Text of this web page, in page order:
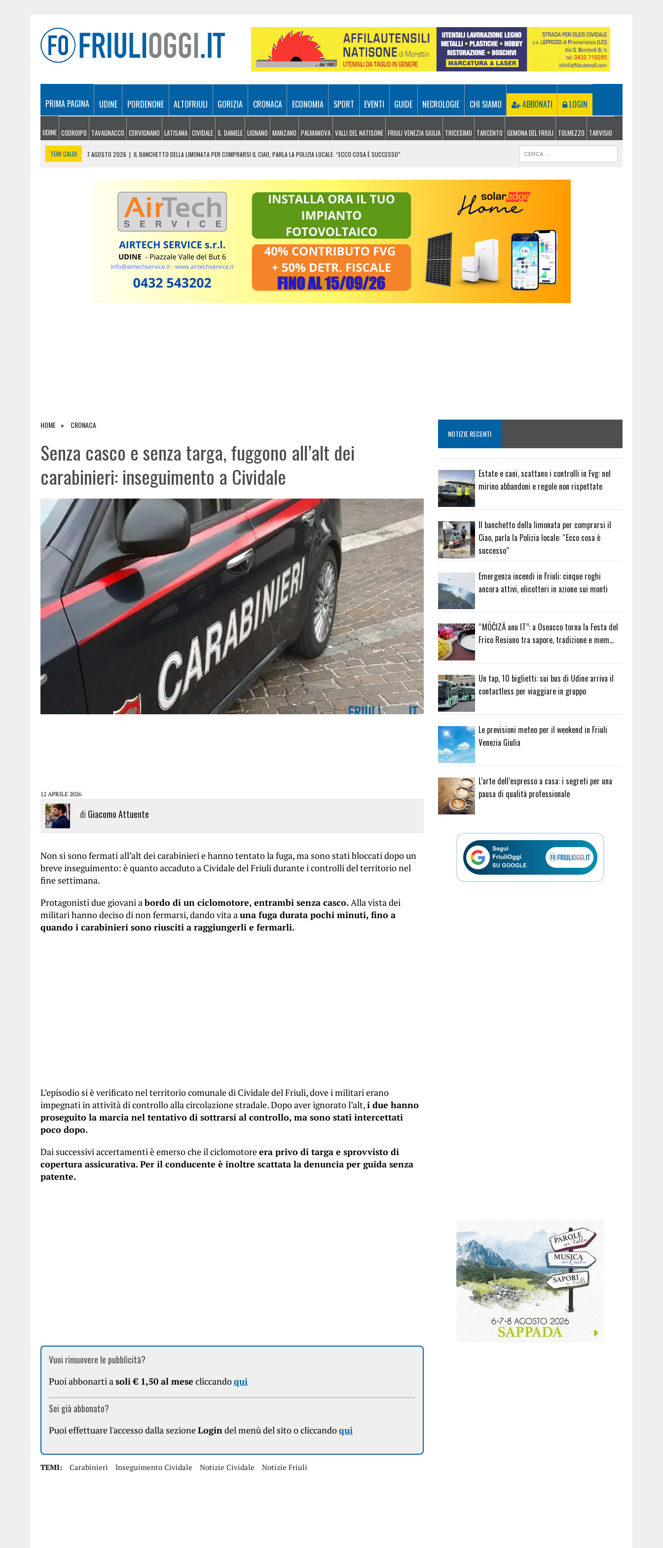
PRIMA PAGINA UDINE PORDENONE ALTOFRIULI GORIZIA CRONACA ECONOMIA SPORT EVENTI GUIDE NECROLOGIE CHI SIAMO ABBONATI LOGIN
UDINE CODROIPO TAVAGNACCO CERVIGNANO LATISANA CIVIDALE S. DANIELE LIGNANO MANZANO PALMANOVA VALLI DEL NATISONE FRIULI VENEZIA GIULIA TRICESIMO TARCENTO GEMONA DEL FRIULI TOLMEZZO TARVISIO
TEMI CALDI 7 AGOSTO 2026 | IL BANCHETTO DELLA LIMONATA PER COMPRARSI IL CIAO, PARLA LA POLIZIA LOCALE: “ECCO COSA È SUCCESSO”
UN TAP, 10 BIGLIETTI: SUI BUS DI UDINE ARRIVA IL CONTACTLESS PER VIAGGIARE IN GRUPPO
ESTATE E CANI, SCATTANO I CONTROLLI IN FVG: NEL MIRINO ABBANDONI E REGOLE NON RISPETTATE
HOME CRONACA
Senza casco e senza targa, fuggono all’alt dei
carabinieri: inseguimento a Cividale
12 APRILE 2026
di Giacomo Attuente
Non si sono fermati all’alt dei carabinieri e hanno tentato la fuga, ma sono stati bloccati dopo un
breve inseguimento: è quanto accaduto a Cividale del Friuli durante i controlli del territorio nel
fine settimana.
Protagonisti due giovani abordo di un ciclomotore, entrambi senza casco.Alla vista dei
militari hanno deciso di non fermarsi, dando vita auna fuga durata pochi minuti, fino a
quando i carabinieri sono riusciti a raggiungerli e fermarli.
L’episodio si è verificato nel territorio comunale di Cividale del Friuli, dove i militari erano
impegnati in attività di controllo alla circolazione stradale. Dopo aver ignorato l’alt,i due hanno
proseguito la marcia nel tentativo di sottrarsi al controllo, ma sono stati intercettati
poco dopo.
Dai successivi accertamenti è emerso che il ciclomotoreera privo di targa e sprovvisto di
copertura assicurativa. Per il conducente è inoltre scattata la denuncia per guida senza
patente.
Vuoi rimuovere le pubblicità?
Puoi abbonarti asoli € 1,50 al mese cliccandoqui
Sei già abbonato?
Puoi effettuare l'accesso dalla sezioneLogindel menù del sito o cliccandoqui
TEMI: Carabinieri Inseguimento Cividale Notizie Cividale Notizie Friuli
NOTIZIE RECENTI
Estate e cani, scattano i controlli in Fvg: nel
mirino abbandoni e regole non rispettate
Il banchetto della limonata per comprarsi il
Ciao, parla la Polizia locale: “Ecco cosa è
successo”
Emergenza incendi in Friuli: cinque roghi
ancora attivi, elicotteri in azione sui monti
“MÖČIZÄ anu IT”: a Oseacco torna la Festa del
Frico Resiano tra sapore, tradizione e mem…
Un tap, 10 biglietti: sui bus di Udine arriva il
contactless per viaggiare in gruppo
Le previsioni meteo per il weekend in Friuli
Venezia Giulia
L’arte dell’espresso a casa: i segreti per una
pausa di qualità professionale